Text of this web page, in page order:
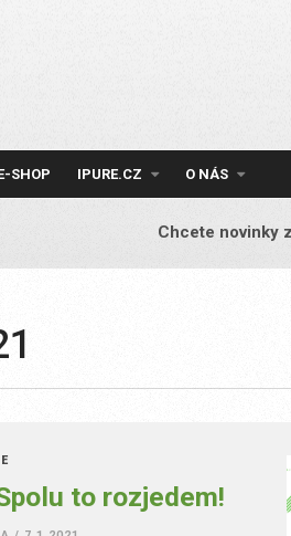
SHOP IPURE.CZ O NÁS
Chcete novinky
to rozjedem!